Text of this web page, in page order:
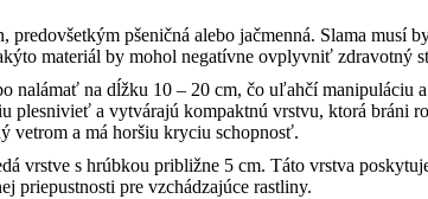
pšeničná alebo jačmenná. Slama musí
materiál by mohol negatívne ovplyvniť zdravotný
nalámať na dĺžku 10 – 20 cm, čo uľahčí manipuláciu
plesnivieť a vytvárajú kompaktnú vrstvu, ktorá bráni
vetrom a má horšiu kryciu schopnosť.
vrstve s hrúbkou približne 5 cm. Táto vrstva
priepustnosti pre vzchádzajúce rastliny.